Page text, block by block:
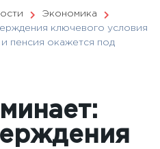
Экономика
ключевого условия
пенсия окажется под